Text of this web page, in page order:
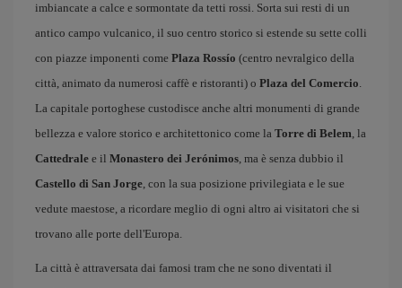
imbiancate a calce e sormontate da tetti rossi. Sorta sui resti di un
antico campo vulcanico, il suo centro storico si estende su sette colli
con piazze imponenti come Plaza Rossío (centro nevralgico della
città, animato da numerosi caffè e ristoranti) o Plaza del Comercio.
La capitale portoghese custodisce anche altri monumenti di grande
bellezza e valore storico e architettonico come la Torre di Belem, la
Cattedrale e il Monastero dei Jerónimos, ma è senza dubbio il
Castello di San Jorge, con la sua posizione privilegiata e le sue
vedute maestose, a ricordare meglio di ogni altro ai visitatori che si
trovano alle porte dell'Europa.
La città è attraversata dai famosi tram che ne sono diventati il